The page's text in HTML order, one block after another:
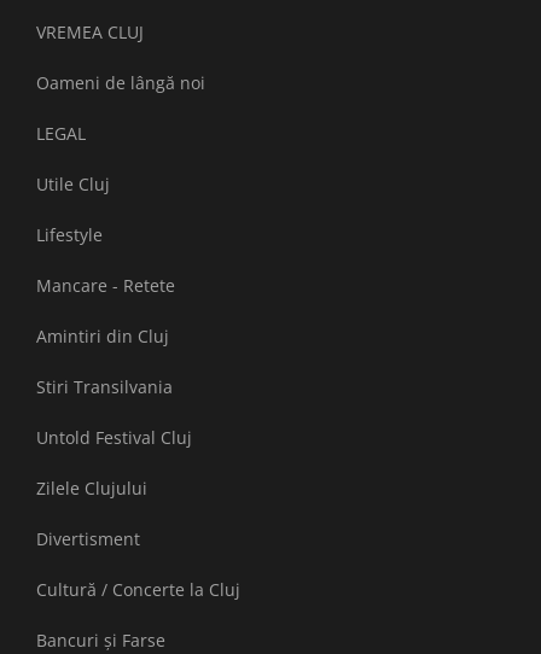
VREMEA CLUJ
Oameni de lângă noi
LEGAL
Utile Cluj
Lifestyle
Mancare - Retete
Amintiri din Cluj
Stiri Transilvania
Untold Festival Cluj
Zilele Clujului
Divertisment
Cultură / Concerte la Cluj
Bancuri și Farse